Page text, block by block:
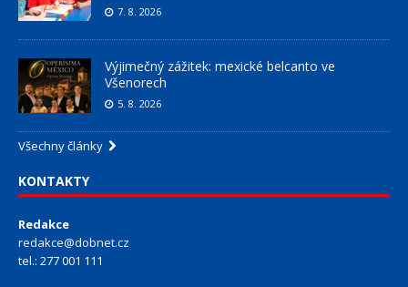
7. 8. 2026
Výjimečný zážitek: mexické belcanto ve
Všenorech
5. 8. 2026
Všechny články
KONTAKTY
Redakce
redakce@dobnet.cz
tel.: 277 001 111